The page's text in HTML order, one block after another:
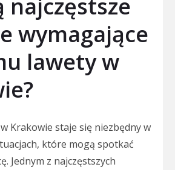
najczęstsze
wymagające
lawety w
Krakowie staje się niezbędny w
które mogą spotkać
Jednym z najczęstszych